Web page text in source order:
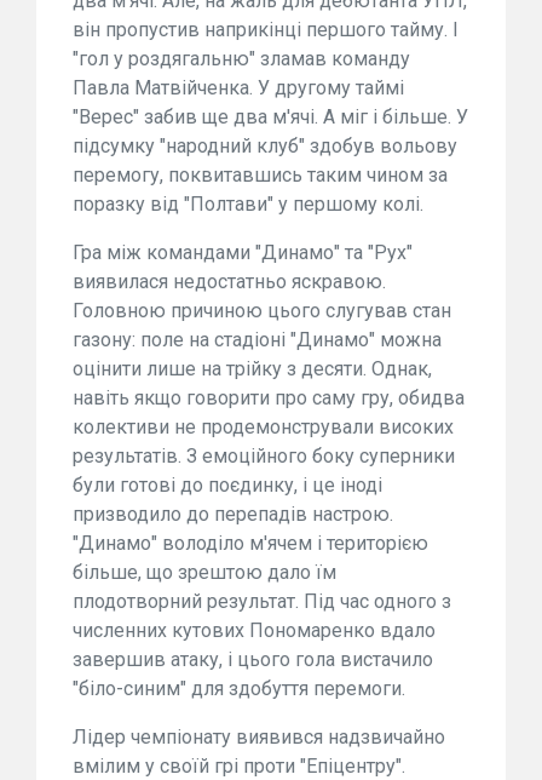
він пропустив наприкінці першого тайму. І
"гол у роздягальню" зламав команду
Павла Матвійченка. У другому таймі
"Верес" забив ще два м'ячі. А міг і більше. У
підсумку "народний клуб" здобув вольову
перемогу, поквитавшись таким чином за
поразку від "Полтави" у першому колі.
Гра між командами "Динамо" та "Рух"
виявилася недостатньо яскравою.
Головною причиною цього слугував стан
газону: поле на стадіоні "Динамо" можна
оцінити лише на трійку з десяти. Однак,
навіть якщо говорити про саму гру, обидва
колективи не продемонстрували високих
результатів. З емоційного боку суперники
були готові до поєдинку, і це іноді
призводило до перепадів настрою.
"Динамо" володіло м'ячем і територією
більше, що зрештою дало їм
плодотворний результат. Під час одного з
численних кутових Пономаренко вдало
завершив атаку, і цього гола вистачило
"біло-синим" для здобуття перемоги.
Лідер чемпіонату виявився надзвичайно
вмілим у своїй грі проти "Епіцентру".